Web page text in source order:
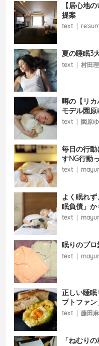
【居心地
提案
text
夏の睡眠3
text | 村田
噂の【リ
モデル園
text 園原
毎日の行動
すNG行動
text
よく眠れ
眠負債」か
text
眠りのプロ
text |
正しい睡眠
プトファン
text 藤田
「ねむり